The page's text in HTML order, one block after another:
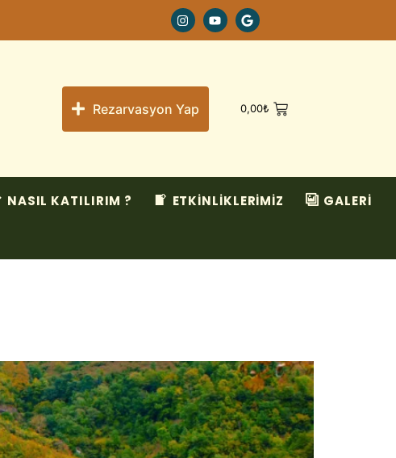
Rezarvasyon Yap 0,00₺
NASIL KATILIRIM ? ETKİNLİKLERİMİZ
GALERİ